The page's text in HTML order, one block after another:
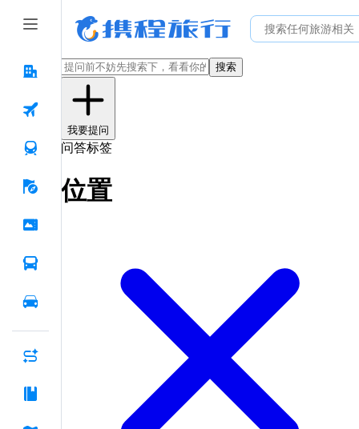
搜索
我要提问
问答标签
位置